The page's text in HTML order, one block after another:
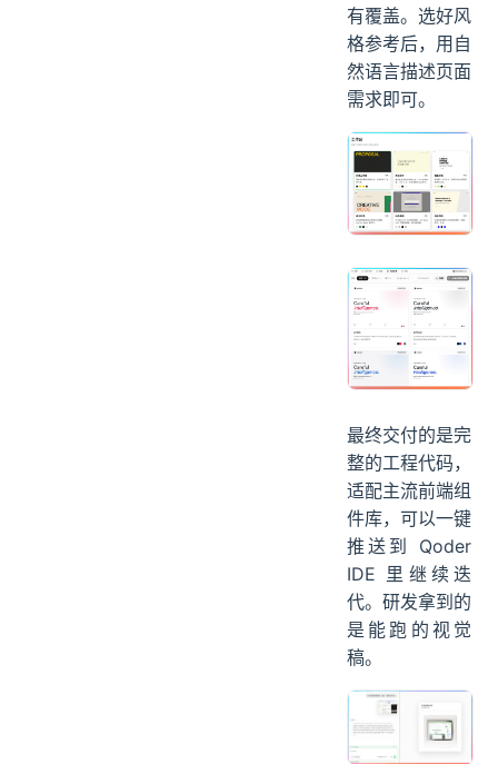
有覆盖。选好风
格参考后，用自
然语言描述页面
需求即可。
最终交付的是完
整的工程代码，
适配主流前端组
件库，可以一键
推送到 Qoder
IDE 里继续迭
代。研发拿到的
是能跑的视觉
稿。